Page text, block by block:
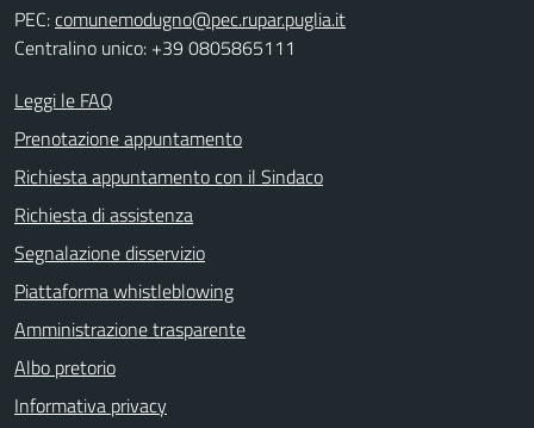
PEC:comunemodugno@pec.rupar.puglia.it
Centralino unico: +39 0805865111
Leggi le FAQ
Prenotazione appuntamento
Richiesta appuntamento con il Sindaco
Richiesta di assistenza
Segnalazione disservizio
Piattaforma whistleblowing
Amministrazione trasparente
Albo pretorio
Informativa privacy